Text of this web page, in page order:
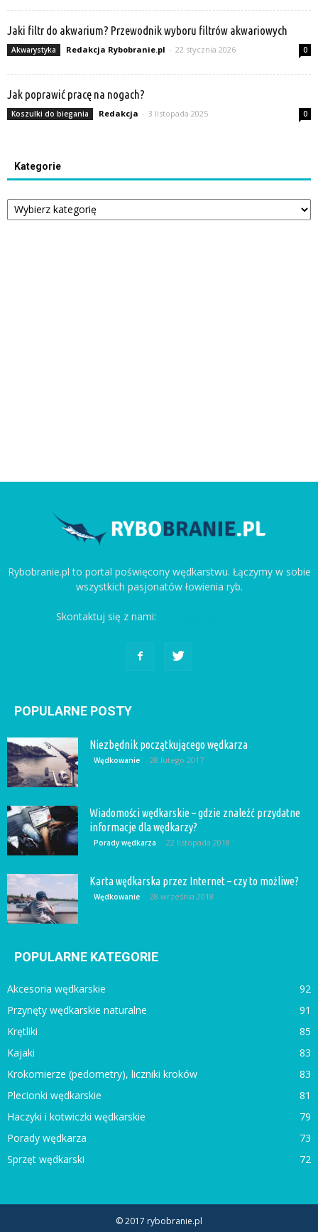
Jaki filtr do akwarium? Przewodnik wyboru filtrów akwariowych
Akwarystyka Redakcja Rybobranie.pl - 22 stycznia 2026 0
Jak poprawić pracę na nogach?
Koszulki do biegania Redakcja - 3 listopada 2025 0
Kategorie
Kategorie
Rybobranie.pl to portal poświęcony wędkarstwu. Łączymy w sobie
wszystkich pasjonatów łowienia ryb.
Skontaktuj się z nami:
POPULARNE POSTY
Niezbędnik początkującego wędkarza
Wędkowanie 28 lutego 2017
Wiadomości wędkarskie – gdzie znaleźć przydatne
informacje dla wędkarzy?
Porady wędkarza 22 listopada 2018
Karta wędkarska przez Internet – czy to możliwe?
Wędkowanie 28 września 2018
POPULARNE KATEGORIE
Akcesoria wędkarskie
92
Przynęty wędkarskie naturalne
91
Krętliki
85
Kajaki
83
Krokomierze (pedometry), liczniki kroków
83
Plecionki wędkarskie
81
Haczyki i kotwiczki wędkarskie
79
Porady wędkarza
73
Sprzęt wędkarski
72
© 2017 rybobranie.pl